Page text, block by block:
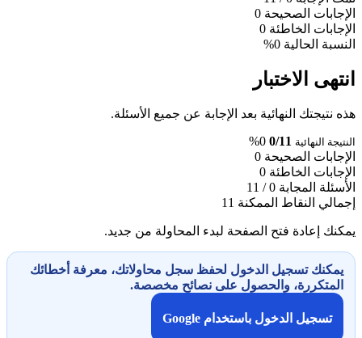
الإجابات الصحيحة 0
الإجابات الخاطئة 0
النسبة الحالية 0%
انتهى الاختبار
هذه نتيجتك النهائية بعد الإجابة عن جميع الأسئلة.
النتيجة النهائية 0/11
0%
الإجابات الصحيحة 0
الإجابات الخاطئة 0
الأسئلة المجابة 0 / 11
إجمالي النقاط الممكنة 11
يمكنك إعادة فتح الصفحة لبدء المحاولة من جديد.
يمكنك تسجيل الدخول لحفظ سجل محاولاتك، معرفة أخطائك
المتكررة، والحصول على نصائح مخصصة.
تسجيل الدخول باستخدام Google